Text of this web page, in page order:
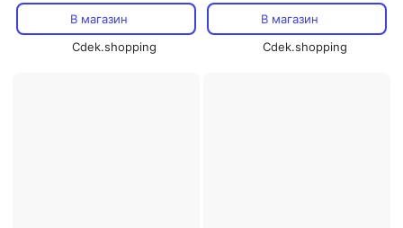
В магазин
Cdek.shopping
В магазин
Cdek.shopping